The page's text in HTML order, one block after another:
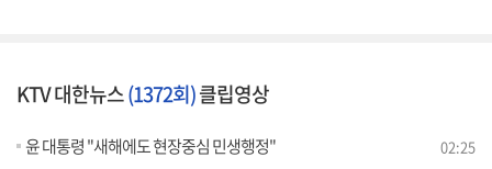
KTV 대한뉴스(1372회)클립영상
윤 대통령 "새해에도 현장중심 민생행정" 02:25